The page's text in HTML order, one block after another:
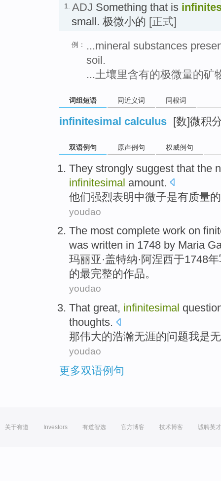
1. ADJ Something that is
small. 极微小的 [正式]
例：
...mineral substances
soil.
...土壤里含有的极微量的矿
词组短语 同近义词 同根词
infinitesimal calculus [数]微积
双语例句 原声例句 权威例句
They strongly suggest that the
infinitesimal amount.
他们强烈表明中微子是有质量
youdao
The most complete work on
was written in 1748 by Maria
玛丽亚 ·盖特纳·阿涅西于1748年
的最完整的作品。
youdao
That great, infinitesimal
thoughts.
那伟大的浩瀚无涯的问题我是
youdao
更多双语例句
关于有道 Investors 有道智选 官方博客 技术博客 诚聘英才